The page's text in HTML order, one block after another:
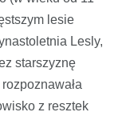
lesie
Lesly,
starszyznę
z resztek